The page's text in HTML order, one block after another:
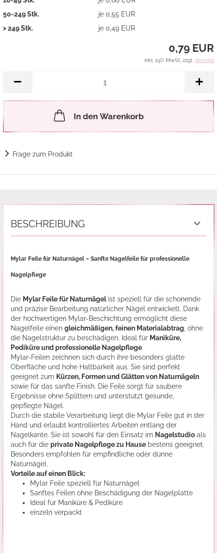
Merkzettel
50-249 Stk.
je 0,55 EUR
> 249 Stk.
je 0,49 EUR
0,79 EUR
inkl. 19% MwSt. zzgl. Versand
In den Warenkorb
Frage zum Produkt
BESCHREIBUNG
Mylar Feile für Naturnägel – Sanfte Nagelfeile für professionelle
Nagelpflege
Die Mylar Feile für Naturnägelist speziell für die schonende
und präzise Bearbeitung natürlicher Nägel entwickelt. Dank
der hochwertigen Mylar-Beschichtung ermöglicht diese
Nagelfeile einen gleichmäßigen, feinen Materialabtrag , ohne
die Nagelstruktur zu beschädigen. Ideal für Maniküre,
Pediküre und professionelle Nagelpflege.
Mylar-Feilen zeichnen sich durch ihre besonders glatte
Oberfläche und hohe Haltbarkeit aus. Sie sind perfekt
geeignet zum Kürzen, Formen und Glätten von Naturnägeln
sowie für das sanfte Finish. Die Feile sorgt für saubere
Ergebnisse ohne Splittern und unterstützt gesunde,
gepflegte Nägel.
Durch die stabile Verarbeitung liegt die Mylar Feile gut in der
Hand und erlaubt kontrolliertes Arbeiten entlang der
Nagelkante. Sie ist sowohl für den Einsatz im Nagelstudio als
auch für die private Nagelpflege zu Hause bestens geeignet.
Besonders empfohlen für empfindliche oder dünne
Naturnägel.
Vorteile auf einen Blick:
Mylar Feile speziell für Naturnägel
Sanftes Feilen ohne Beschädigung der Nagelplatte
Ideal für Maniküre & Pediküre
einzeln verpackt